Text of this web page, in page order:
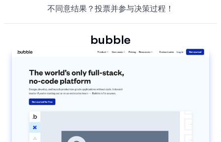
不同意结果？投票并参与决策过程！
bubble